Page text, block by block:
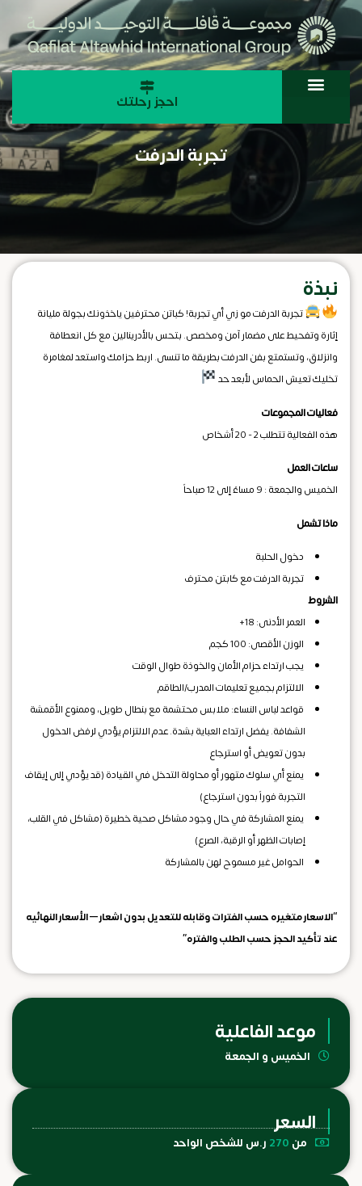
احجز رحلتك
تجربة الدرفت
نبذة
تجربة الدرفت مو زي أي تجربة! كباتن محترفين ياخذونك بجولة مليانة
إثارة وتفحيط على مضمار آمن ومخصص. بتحس بالأدرينالين مع كل انعطافة
وانزلاق، وتستمتع بفن الدرفت بطريقة ما تنسى. اربط حزامك واستعد لمغامرة
تخليك تعيش الحماس لأبعد حد
فعاليات المجموعات
هذه الفعالية تتطلب 2 - 20 أشخاص
ساعات العمل
الخميس والجمعة : 9 مساءً إلى 12 صباحاً
ماذا تشمل
دخول الحلبة
تجربة الدرفت مع كابتن محترف
الشروط
العمر الأدنى: 18+
الوزن الأقصى: 100 كجم
يجب ارتداء حزام الأمان والخوذة طوال الوقت
الالتزام بجميع تعليمات المدرب/الطاقم
قواعد لباس النساء: ملابس محتشمة مع بنطال طويل، وممنوع الأقمشة
الشفافة. يفضل ارتداء العباية بشدة. عدم الالتزام يؤدي لرفض الدخول
بدون تعويض أو استرجاع
يمنع أي سلوك متهور أو محاولة التدخل في القيادة (قد يؤدي إلى إيقاف
التجربة فوراً بدون استرجاع)
يمنع المشاركة في حال وجود مشاكل صحية خطيرة (مشاكل في القلب،
إصابات الظهر أو الرقبة، الصرع)
الحوامل غير مسموح لهن بالمشاركة
“الاسعار متغيره حسب الفترات وقابله للتعديل بدون اشعار – الأسعار النهائيه
عند تأكيد الحجز حسب الطلب والفتره”
موعد الفاعلية
الخميس و الجمعة
السعر
من 270 ر.س للشخص الواحد